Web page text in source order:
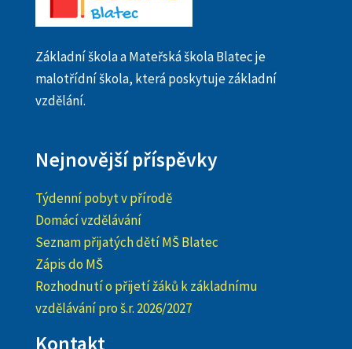
Základní škola a Mateřská škola Blatec je
malotřídní škola, která poskytuje základní
vzdělání.
Nejnovější příspěvky
Týdenní pobyt v přírodě
Domácí vzdělávání
Seznam přijatých dětí MŠ Blatec
Zápis do MŠ
Rozhodnutí o přijetí žáků k základnímu
vzdělávání pro š.r. 2026/2027
Kontakt